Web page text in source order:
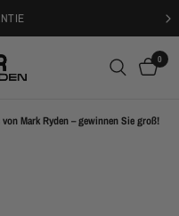
0
Mark Ryden – gewinnen Sie groß!